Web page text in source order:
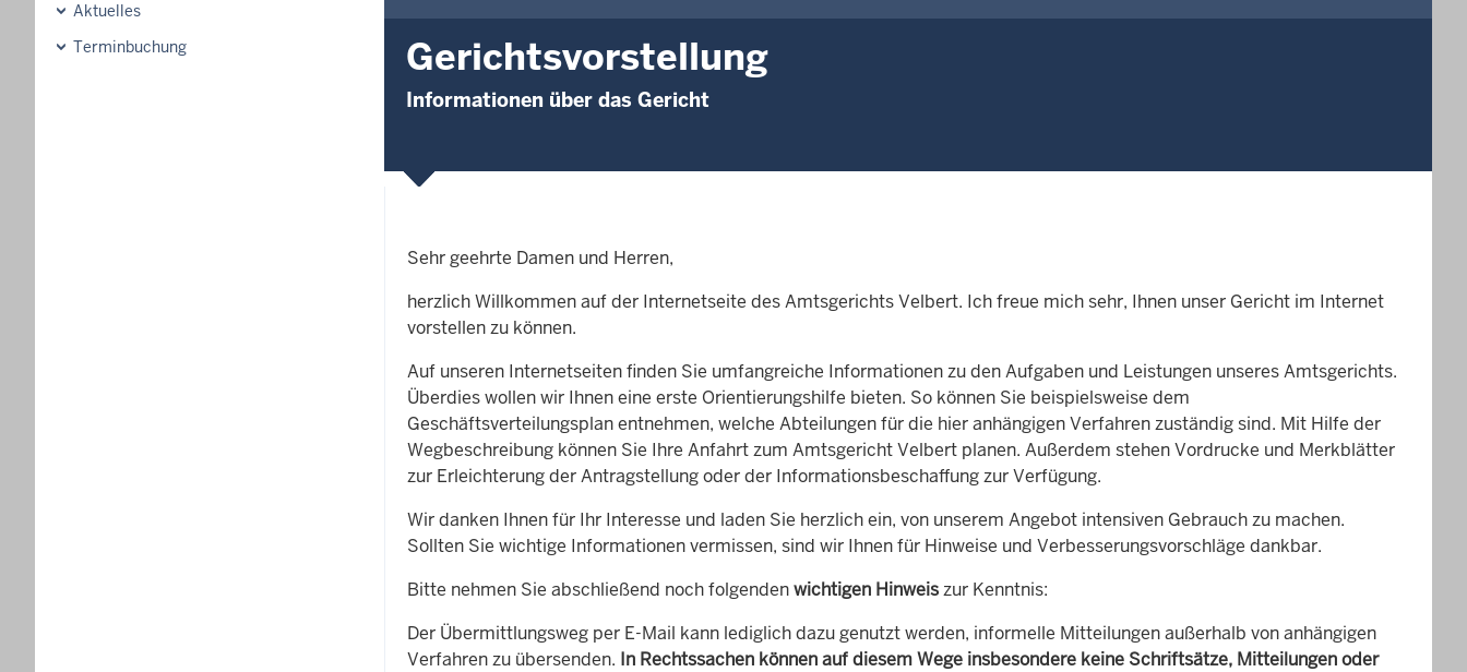
Aktuelles
Terminbuchung
Gerichtsvorstellung
Informationen über das Gericht
Sehr geehrte Damen und Herren,
herzlich Willkommen auf der Internetseite des Amtsgerichts Velbert. Ich freue mich sehr, Ihnen unser Gericht im Internet
vorstellen zu können.
Auf unseren Internetseiten finden Sie umfangreiche Informationen zu den Aufgaben und Leistungen unseres Amtsgerichts.
Überdies wollen wir Ihnen eine erste Orientierungshilfe bieten. So können Sie beispielsweise dem
Geschäftsverteilungsplan entnehmen, welche Abteilungen für die hier anhängigen Verfahren zuständig sind. Mit Hilfe der
Wegbeschreibung können Sie Ihre Anfahrt zum Amtsgericht Velbert planen. Außerdem stehen Vordrucke und Merkblätter
zur Erleichterung der Antragstellung oder der Informationsbeschaffung zur Verfügung.
Wir danken Ihnen für Ihr Interesse und laden Sie herzlich ein, von unserem Angebot intensiven Gebrauch zu machen.
Sollten Sie wichtige Informationen vermissen, sind wir Ihnen für Hinweise und Verbesserungsvorschläge dankbar.
Bitte nehmen Sie abschließend noch folgendenwichtigen Hinweiszur Kenntnis:
Der Übermittlungsweg per E-Mail kann lediglich dazu genutzt werden, informelle Mitteilungen außerhalb von anhängigen
Verfahren zu übersenden. In Rechtssachen können auf diesem Wege insbesondere keine Schriftsätze, Mitteilungen oder